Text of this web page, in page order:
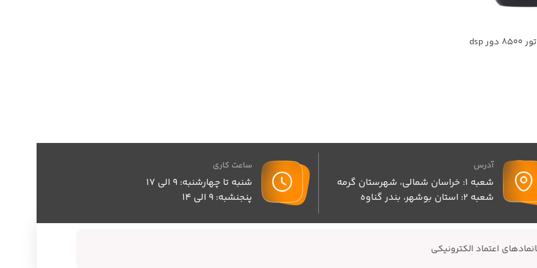
شیور دی اس پی موتور 8500 دور dsp
آدرس
شعبه 1: خراسان شمالی، شهرستان گرمه
شعبه 2: استان بوشهر، بندر گناوه
ساعت کاری
شنبه تا چهارشنبه: 9 الی 17
پنجنشبه: 9 الی 14
نمادهای اعتماد الکترونیکی